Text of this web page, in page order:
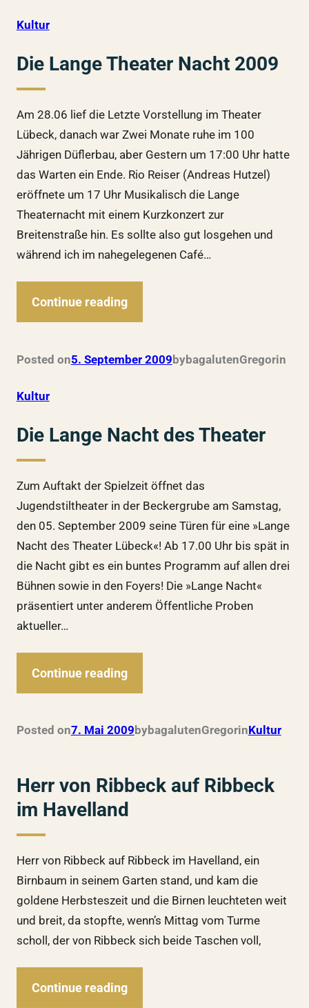
Kultur
Die Lange Theater Nacht 2009
Am 28.06 lief die Letzte Vorstellung im Theater
Lübeck, danach war Zwei Monate ruhe im 100
Jährigen Düflerbau, aber Gestern um 17:00 Uhr hatte
das Warten ein Ende. Rio Reiser (Andreas Hutzel)
eröffnete um 17 Uhr Musikalisch die Lange
Theaternacht mit einem Kurzkonzert zur
Breitenstraße hin. Es sollte also gut losgehen und
während ich im nahegelegenen Café…
Continue reading
Posted on5. September 2009bybagalutenGregorin
Kultur
Die Lange Nacht des Theater
Zum Auftakt der Spielzeit öffnet das
Jugendstiltheater in der Beckergrube am Samstag,
den 05. September 2009 seine Türen für eine »Lange
Nacht des Theater Lübeck«! Ab 17.00 Uhr bis spät in
die Nacht gibt es ein buntes Programm auf allen drei
Bühnen sowie in den Foyers! Die »Lange Nacht«
präsentiert unter anderem Öffentliche Proben
aktueller…
Continue reading
Posted on7. Mai 2009 bybagalutenGregorinKultur
Herr von Ribbeck auf Ribbeck
im Havelland
Herr von Ribbeck auf Ribbeck im Havelland, ein
Birnbaum in seinem Garten stand, und kam die
goldene Herbsteszeit und die Birnen leuchteten weit
und breit, da stopfte, wenn’s Mittag vom Turme
scholl, der von Ribbeck sich beide Taschen voll,
Continue reading